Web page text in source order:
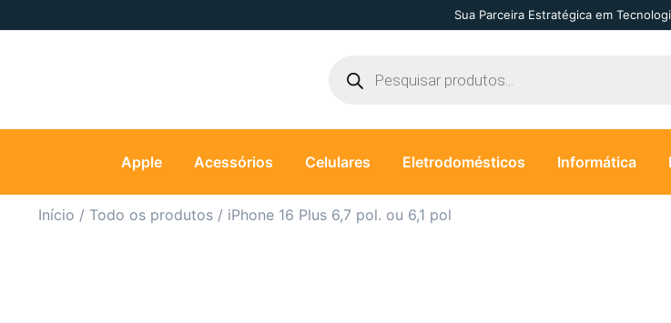
Sua Parceira Estratégica em
Apple Acessórios Celulares Eletrodomésticos Informática
Início / Todo os produtos / iPhone 16 Plus 6,7 pol. ou 6,1 pol